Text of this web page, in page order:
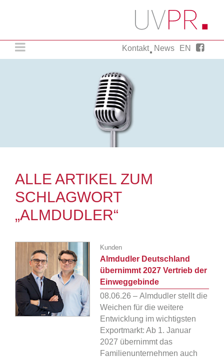
Kontakt News EN
Agentur für strategische Presse- und
Öffentlichkeitsarbeit.
UVPR. Einfach ein wenig mehr.
ALLE ARTIKEL ZUM
SCHLAGWORT
„ALMDUDLER“
Kunden
Almdudler Deutschland
übernimmt 2027 Vertrieb der
Einweggebinde
08.06.26 – Almdudler stellt die
Weichen für die weitere
Entwicklung im wichtigsten
Exportmarkt: Ab 1. Januar
2027 übernimmt das
Familienunternehmen auch